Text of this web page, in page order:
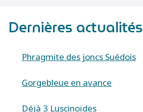
Dernières actualités
Phragmite des joncs Suédois
Gorgebleue en avance
Déjà 3 Luscinoïdes